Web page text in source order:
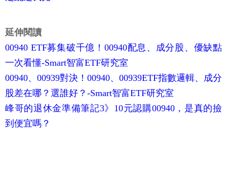
延伸閱讀
00940 ETF募集破千億！00940配息、成分股、優缺點
一次看懂-Smart智富ETF研究室
00940、00939對決！00940、00939ETF指數邏輯、成分
股差在哪？選誰好？-Smart智富ETF研究室
峰哥的退休金準備筆記3》10元認購00940，是真的撿
到便宜嗎？